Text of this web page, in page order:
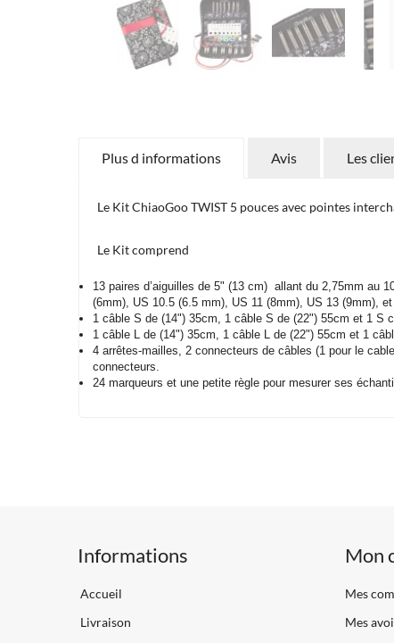
Plus d informations Avis Les
Le Kit ChiaoGoo TWIST 5 pouces avec pointes
Le Kit comprend
13 paires d’aiguilles de 5" (13 cm) allant du 2,75mm au
(6mm), US 10.5 (6.5 mm), US 11 (8mm), US 13 (9mm), et
1 câble S de (14") 35cm, 1 câble S de (22") 55cm et 1 S
1 câble L de (14") 35cm, 1 câble L de (22") 55cm et 1
4 arrêtes-mailles, 2 connecteurs de câbles (1 pour le
connecteurs.
24 marqueurs et une petite règle pour mesurer ses
Informations
Accueil
Livraison
Mon
Mes
Mes